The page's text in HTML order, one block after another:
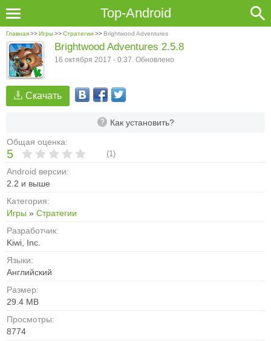
Top-Android
Главная>>Игры>>Стратегии >> Brightwood Adventures
Скачать
Как установить?
Общая оценка:
5 (1)
Android версии:
2.2 и выше
Категория:
Игры » Стратегии
Разработчик:
Kiwi, Inc.
Языки:
Английский
Размер:
29.4 MB
Просмотры:
8774
Brightwood Adventures 2.5.8
16 октября 2017 - 0:37. Обновлено